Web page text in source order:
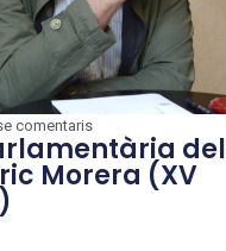
comentaris
del
Morera (XV